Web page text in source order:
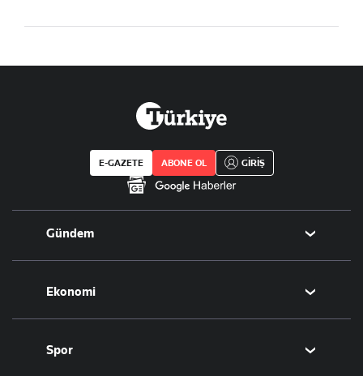
E-GAZETE ABONE OL GİRİŞ
Gündem
Politika
Eğitim
Ekonomi
Borsa
Altın
Spor